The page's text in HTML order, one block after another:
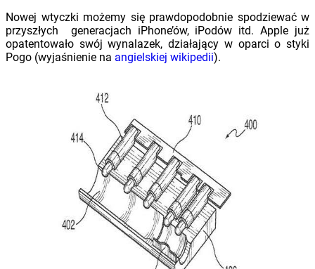
Nowej wtyczki możemy się prawdopodobnie spodziewać w
przyszłych generacjach iPhone’ów, iPodów itd. Apple już
opatentowało swój wynalazek, działający w oparci o styki
Pogo (wyjaśnienie na angielskiej wikipedii).